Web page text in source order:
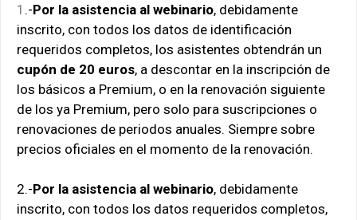
1 .-Por la asistencia al webinario, debidamente
inscrito, con todos los datos de identificación
requeridos completos, los asistentes obtendrán un
cupón de 20 euros, a descontar en la inscripción de
los básicos a Premium, o en la renovación siguiente
de los ya Premium, pero solo para suscripciones o
renovaciones de periodos anuales. Siempre sobre
precios oficiales en el momento de la renovación.
2.-Por la asistencia al webinario, debidamente
inscrito, con todos los datos requeridos completos,